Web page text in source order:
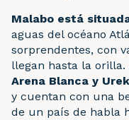
Malabo está
aguas del océano
sorprendentes, con
llegan hasta la orilla.
Arena Blanca y
y cuentan con una
de un país de habla